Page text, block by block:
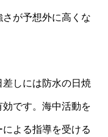
が予想外に高くな
差しには防水の日焼
です。海中活動を
よる指導を受ける